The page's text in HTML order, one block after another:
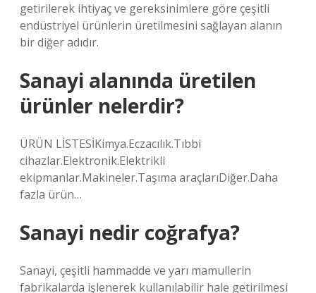
getirilerek ihtiyaç ve gereksinimlere göre çeşitli
endüstriyel ürünlerin üretilmesini sağlayan alanın
bir diğer adıdır.
Sanayi alanında üretilen
ürünler nelerdir?
ÜRÜN LİSTESİKimya.Eczacılık.Tıbbi
cihazlar.Elektronik.Elektrikli
ekipmanlar.Makineler.Taşıma araçlarıDiğer.Daha
fazla ürün…
Sanayi nedir coğrafya?
Sanayi, çeşitli hammadde ve yarı mamullerin
fabrikalarda işlenerek kullanılabilir hale getirilmesi